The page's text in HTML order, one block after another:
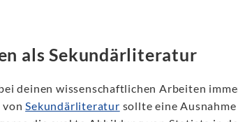
als Sekundärliteratur
deinen wissenschaftlichen Arbeiten
vonSekundärliteratur sollte eine